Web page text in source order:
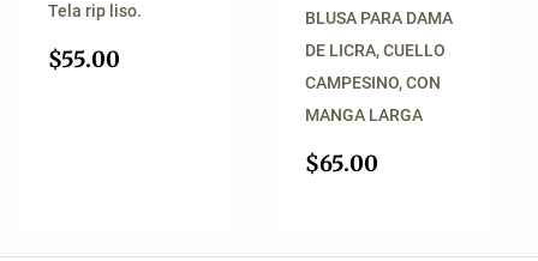
Tela rip liso.
$55.00
BLUSA PARA DAMA
DE LICRA, CUELLO
CAMPESINO, CON
MANGA LARGA
$65.00